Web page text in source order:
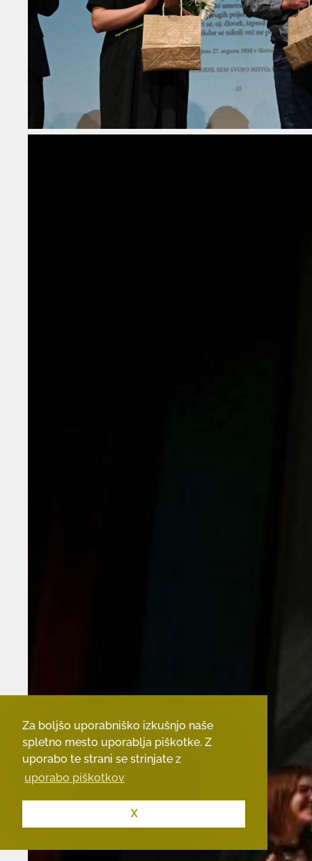
Za boljšo uporabniško izkušnjo naše
spletno mesto uporablja piškotke. Z
uporabo te strani se strinjate z
uporabo piškotkov
X